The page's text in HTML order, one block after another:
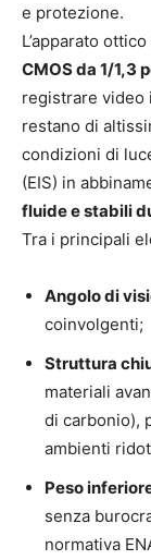
e protezione.
L’apparato
CMOS da 1/1,3
registrare video
restano di
condizioni di
(EIS) in
fluide e stabili
Tra i principali
Angolo di
coinvolgenti;
Struttura
materiali
di carbonio),
ambienti
Peso
senza
normativa